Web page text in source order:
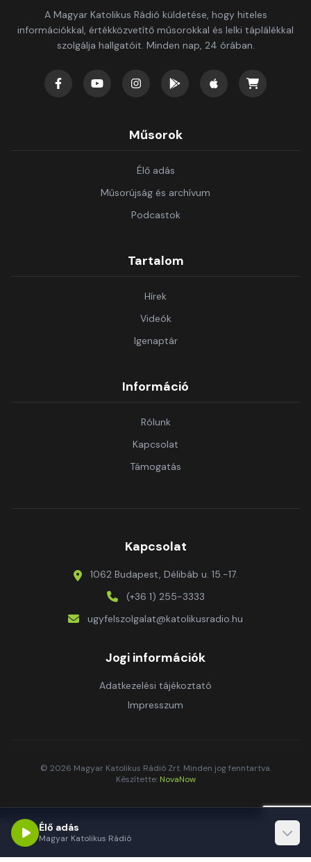
A Magyar Katolikus Rádió küldetése, hogy hiteles
információkkal, értékközvetítő műsorokkal és lelki táplálékkal
szolgálja hallgatóit. Minden nap, 24 órában.
Műsorok
Élő adás
Műsorújság és archívum
Podcastok
Tartalom
Hírek
Videók
Igenaptár
Információ
Rólunk
Kapcsolat
Támogatás
Kapcsolat
1062 Budapest, Délibáb u. 15.-17.
(+36 1) 255-3333
ugyfelszolgalat@katolikusradio.hu
Jogi információk
Adatkezelési tájékoztató
Impresszum
© 2026 Magyar Katolikus Rádió Zrt. Minden jog fenntartva.
Készítette: NovaNow
Élő adás
Magyar Katolikus Rádió